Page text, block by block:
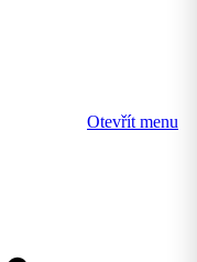
Otevřít menu